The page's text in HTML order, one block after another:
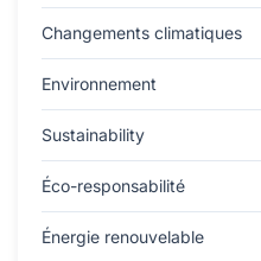
Changements climatiques
Environnement
Sustainability
Éco-responsabilité
Énergie renouvelable